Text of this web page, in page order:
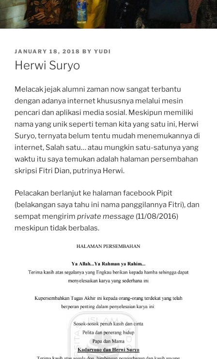
POSTED
ON
JANUARY 18, 2018 BY YUDI
Herwi Suryo
Melacak jejak alumni zaman now sangat terbantu
dengan adanya internet khususnya melalui mesin
pencari dan aplikasi media sosial. Meskipun memiliki
nama yang unik seperti teman kita yang satu ini, Herwi
Suryo, ternyata belum tentu mudah menemukannya di
internet, Salah satu… atau mungkin satu-satunya yang
waktu itu saya temukan adalah halaman persembahan
skripsi Fitri Dian, putrinya Herwi.
Pelacakan berlanjut ke halaman facebook Pipit
(belakangan saya tahu ini nama panggilannya Fitri), dan
sempat mengirim private message (11/08/2016)
meskipun tidak berbalas.